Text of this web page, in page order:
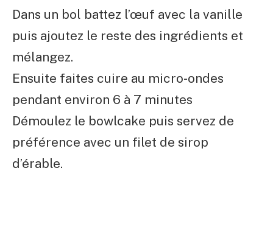
Dans un bol battez l’œuf avec la vanille
puis ajoutez le reste des ingrédients et
mélangez.
Ensuite faites cuire au micro-ondes
pendant environ 6 à 7 minutes
Démoulez le bowlcake puis servez de
préférence avec un filet de sirop
d’érable.